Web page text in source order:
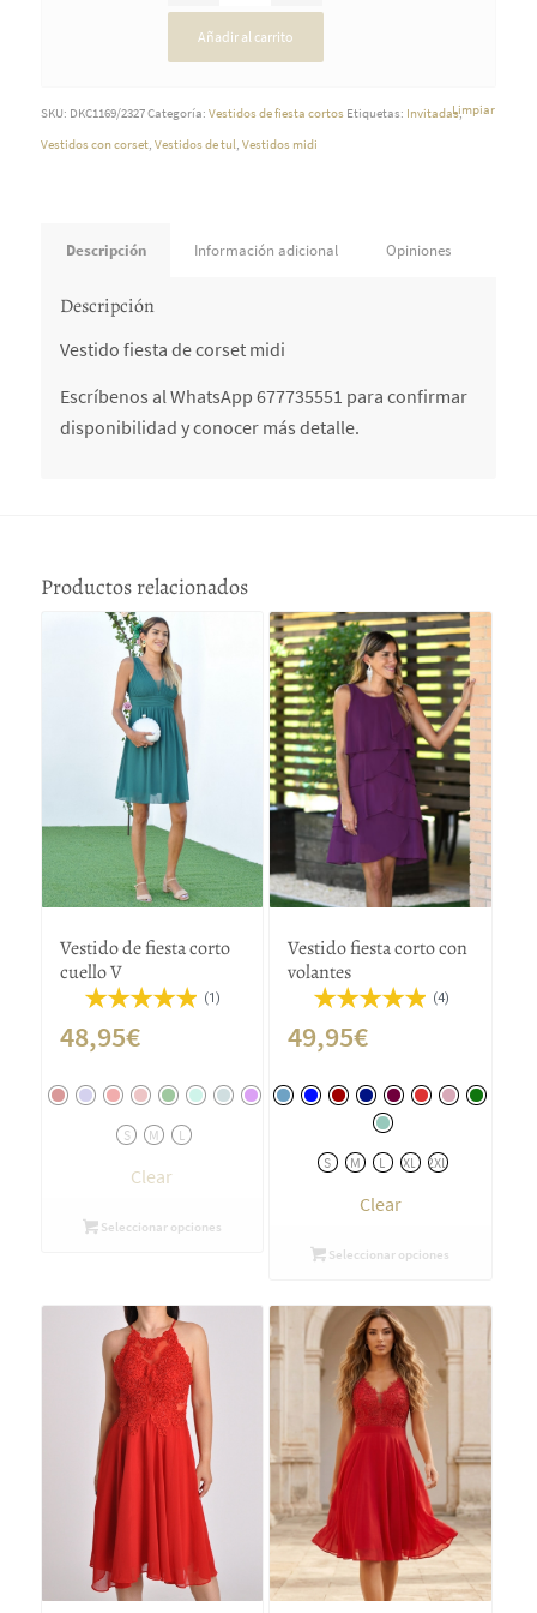
Limpiar
Añadir al carrito
SKU: DKC1169/2327Categoría: Vestidos de fiesta cortos Etiquetas: Invitadas,
Vestidos con corset, Vestidos de tul, Vestidos midi
Descripción Información adicional Opiniones
Descripción
Vestido fiesta de corset midi
Escríbenos al WhatsApp 677735551 para confirmar
disponibilidad y conocer más detalle.
Productos relacionados
Vestido de fiesta corto
cuello V
(1)
48,95€
S M L
Clear
Seleccionar opciones
Vestido fiesta corto con
volantes
(4)
49,95€
S M L XL 2XL
Clear
Seleccionar opciones